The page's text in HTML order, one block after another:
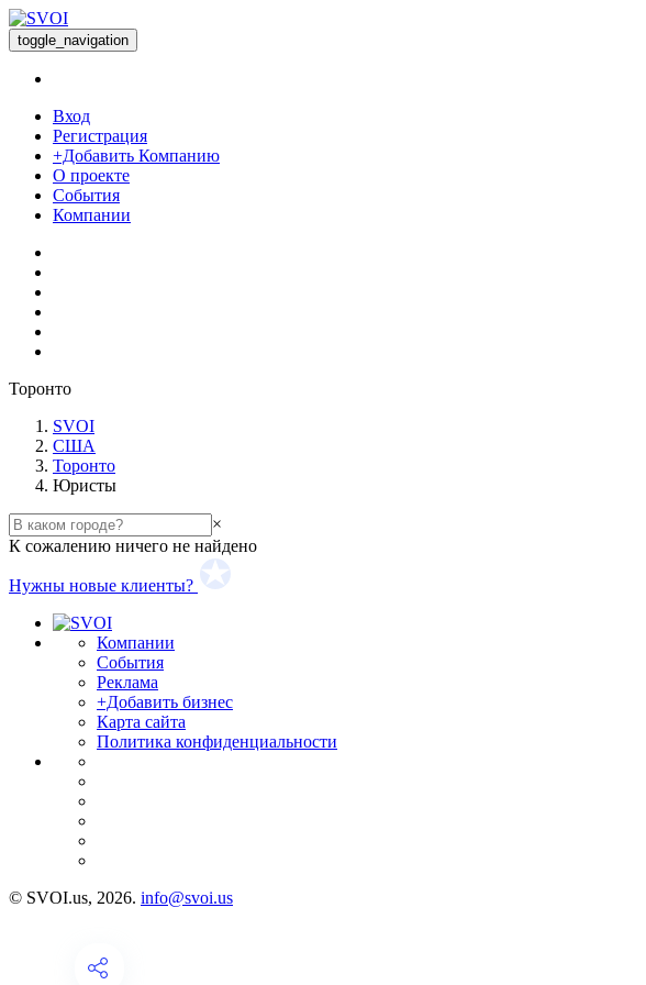
toggle_navigation
Вход
Регистрация
+Добавить Компанию
О проекте
События
Компании
Торонто
SVOI
США
Торонто
Юристы
×
К сожалению ничего не найдено
Нужны новые клиенты?
Компании
События
Реклама
+Добавить бизнес
Карта сайта
Политика конфиденциальности
© SVOI.us, 2026. info@svoi.us